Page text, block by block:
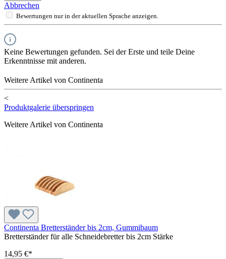
Abbrechen
Bewertungen nur in der aktuellen Sprache anzeigen.
Keine Bewertungen gefunden. Sei der Erste und teile Deine
Erkenntnisse mit anderen.
Weitere Artikel von Continenta
<
Produktgalerie überspringen
Weitere Artikel von Continenta
Continenta Bretterständer bis 2cm, Gummibaum
Bretterständer für alle Schneidebretter bis 2cm Stärke
14,95 €*